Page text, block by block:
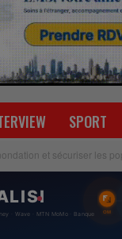
SPORT
et sécuriser les